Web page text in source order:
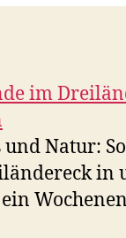
im
Natur:
in